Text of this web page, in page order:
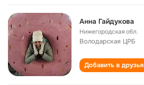
Анна Гайдукова
Нижегородская обл.
Володарская ЦРБ
Добавить в друзья